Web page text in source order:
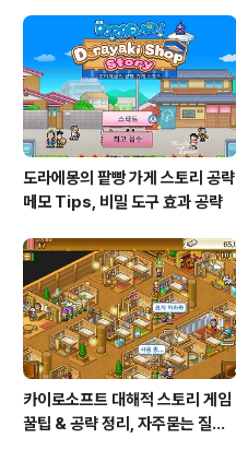
도라에몽의 팥빵 가게 스토리 공략
메모 Tips, 비밀 도구 효과 공략
카이로소프트 대해적 스토리 게임
꿀팁 & 공략 정리, 자주묻는 질문